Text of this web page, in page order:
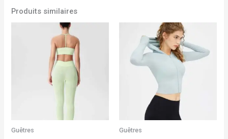
Produits similaires
Guêtres Guêtres